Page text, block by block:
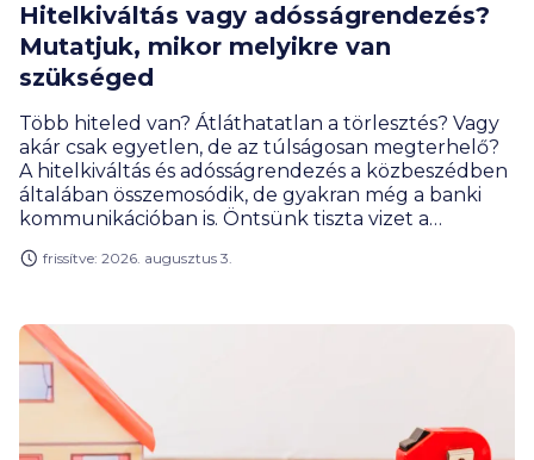
Hitelkiváltás vagy adósságrendezés?
Mutatjuk, mikor melyikre van
szükséged
Több hiteled van? Átláthatatlan a törlesztés? Vagy
akár csak egyetlen, de az túlságosan megterhelő?
A hitelkiváltás és adósságrendezés a közbeszédben
általában összemosódik, de gyakran még a banki
kommunikációban is. Öntsünk tiszta vizet a
beszélünk, és milyen élethelyzetben lehet
frissítve: 2026. augusztus 3.